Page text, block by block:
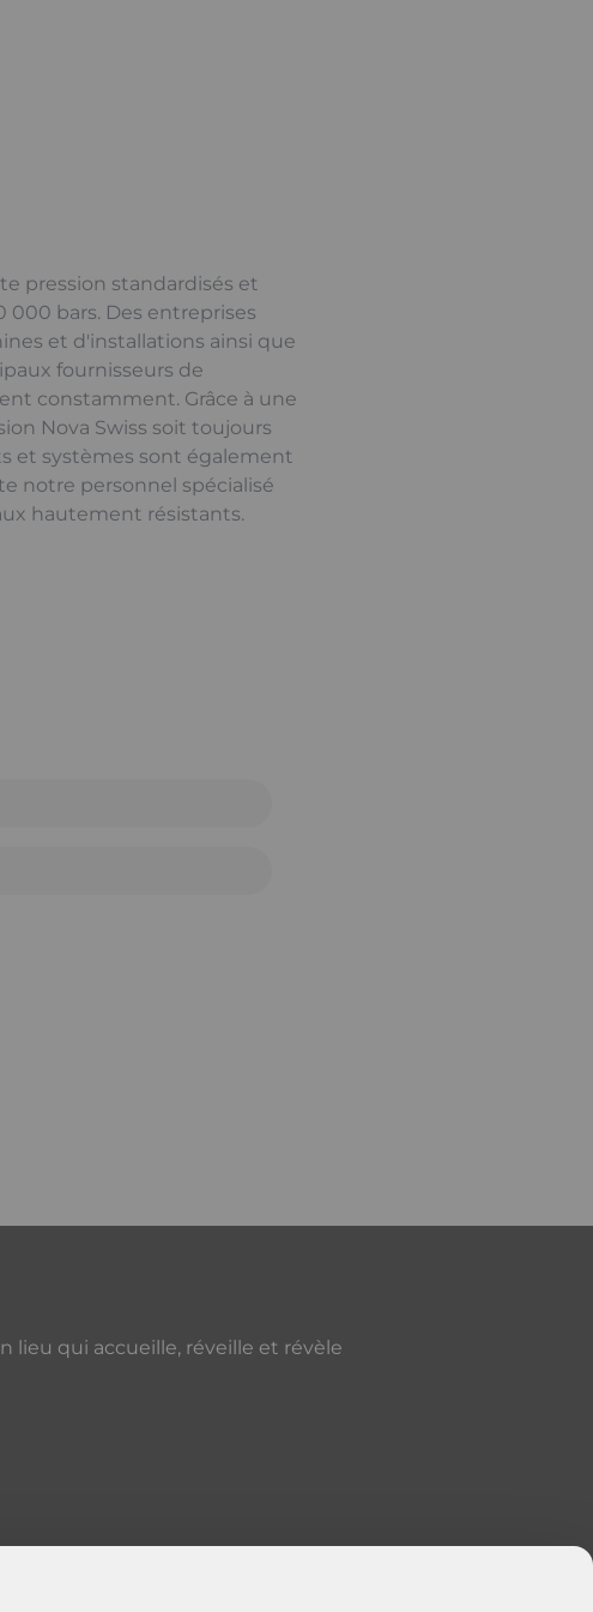
pression standardisés et
000 bars. Des entreprises
et d'installations ainsi que
fournisseurs de
constamment. Grâce à une
Nova Swiss soit toujours
et systèmes sont également
notre personnel spécialisé
hautement résistants.
qui accueille, réveille et révèle